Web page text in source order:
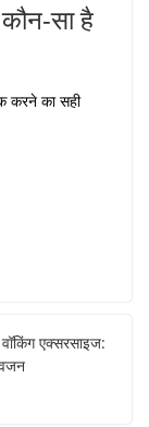
सा है
करने का सही
एक्सरसाइज: